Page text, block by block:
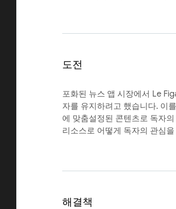
도전
포화된 뉴스 앱 시장에서 Le
자를 유지하려고 했습니다. 이
에 맞춤설정된 콘텐츠로 독자
리소스로 어떻게 독자의 관심
해결책